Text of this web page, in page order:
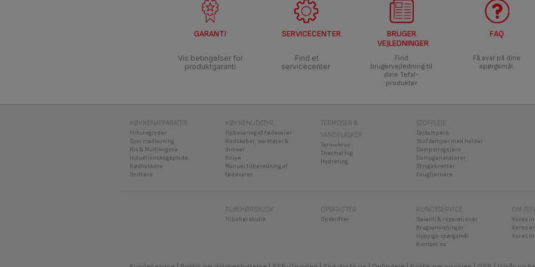
tilbage i dens åbning.
• Styreventil: fjern ventilen, rens den under rindende vand.
• Sikkerhedsventil: Tryk forsigtigt på ventilen, der skal bevæge sig let.
• Ventilen: rengør pakningen med en svamp og flydende vaskemiddel efter alle tilberedninger. Sæt
Hvis du har en konventionel trykkoger, skal du rengøre den synlige del af pakningen og kanten af
• Vedrørende trykkogere med4 trykniveauer Nutricook®, vær sikker på at sætte din
Grønsager
Kød
GARANTI
Vis betingelser for
produktgaranti
SERVICECENTER
Find et
servicecenter
BRUGER
VEJLEDNINGER
Find
brugervejledning til
dine Tefal-
produkter
FAQ
Få svar på dine
spørgsmål.
KØKKENAPPARATER
Frituregryder
Sjov madlavning
Ris & Multikogere
Induktionskogeplade
Kødhakkere
Snittere
KØKKENUDSTYR
Opbevaring af fødevarer
Redskaber, værktøjer &
dimser
Knive
Manuel tilberedning af
fødevarer
TERMOSER &
VANDFLASKER
Termokrus
Thermal Jug
Hydrering
STOFPLEJE
Tøjdampere
Stofdamper med holder
Dampstrygejern
Dampgeneratorer
Strygebrætter
Fnugfjernere
TILBEHØRSBUTIK
Tilbehørsbutik
OPSKRIFTER
Opskrifter
KUNDESERVICE
Garanti & reparationer
Brugsanvisninger
Hyppige spørgsmål
Kontakt os
OM
Vores
Vores
Vores